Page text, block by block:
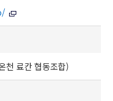
천 료칸 협동조합)